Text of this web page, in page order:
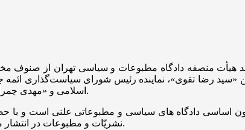
هیأت منصفه دادگاه مطبوعات و سیاسی تهران از صنوف
رضا تقوی»، نماینده رئیس شورای سیاست‌گذاری
اسلامی و «مهدی چمران»، رئیس شورای اسلامی شهر تهران در ستاد حقوق بشر برگزار شد.
نشریّات و مطبوعات در انتشار مطالب آزادند مگر آن که مخلّ به مبانی اسلامی یا حقوق عمومی باشد.